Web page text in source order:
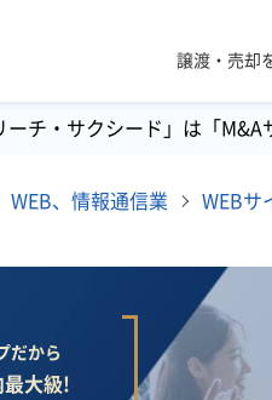
譲渡・売却
ーチ・サクシード」は「
WEB、情報通信業 WEBサ
だから
最大級!